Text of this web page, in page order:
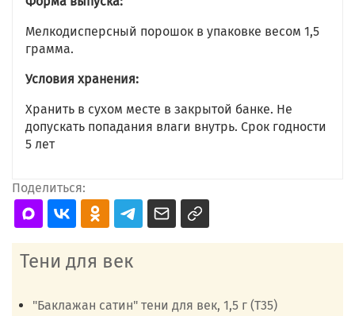
Мелкодисперсный порошок в упаковке весом 1,5
грамма.
Условия хранения:
Хранить в сухом месте в закрытой банке. Не
допускать попадания влаги внутрь. Срок годности
5 лет
Поделиться:
Тени для век
"Баклажан сатин" тени для век, 1,5 г (Т35)